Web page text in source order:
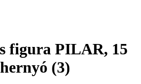
figura PILAR, 15
(3)